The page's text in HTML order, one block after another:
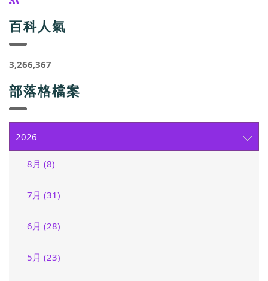
百科人氣
3,266,367
部落格檔案
2026
8月 (8)
7月 (31)
6月 (28)
5月 (23)